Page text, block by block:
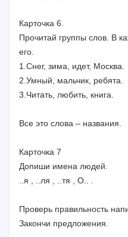
Карточка 6.
Прочитай группы слов. В
его.
1.Снег, зима, идет, Москва.
2.Умный, мальчик, ребята.
3.Читать, любить, книга.
Все это слова – названия.
Карточка 7
Допиши имена людей.
..я , ..ля , ..тя , О.. .
Проверь правильность
Закончи предложения.